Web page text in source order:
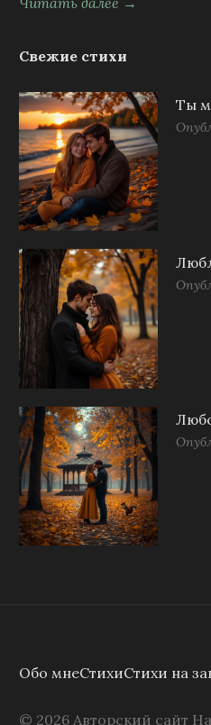
Свежие стихи
Ты
Обо мнеСтихиСтихи на
© 2026 Авторский сайт